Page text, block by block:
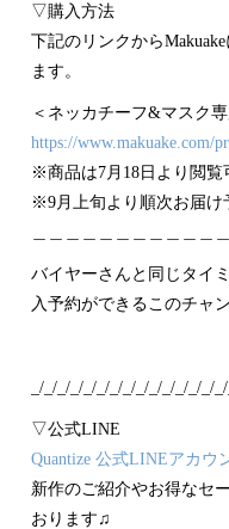
▽購入方法
下記のリンクから
ます。
＜ネッカチーフ&マスク
https://www.makuake.com/
※商品は7月18日より閲覧
※9月上旬より順次お届け
バイヤーさんと同じタイ
入予約ができるこのチャ
_/_/_/_/_/_/_/_/_/_/_/_/_/_/
▽公式LINE
Quantize 公式LINEアカウ
新作のご紹介やお得なセ
おります♫